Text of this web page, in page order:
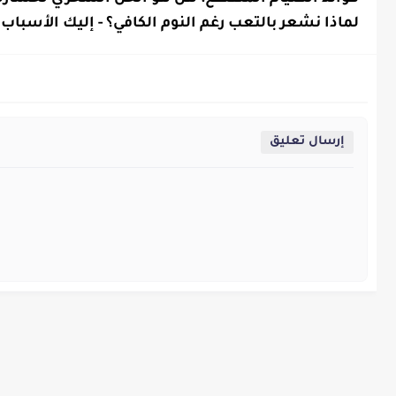
صحية
معلومات
لماذا نشعر بالتعب رغم النوم الكافي؟ - إليك الأسباب
إرسال تعليق